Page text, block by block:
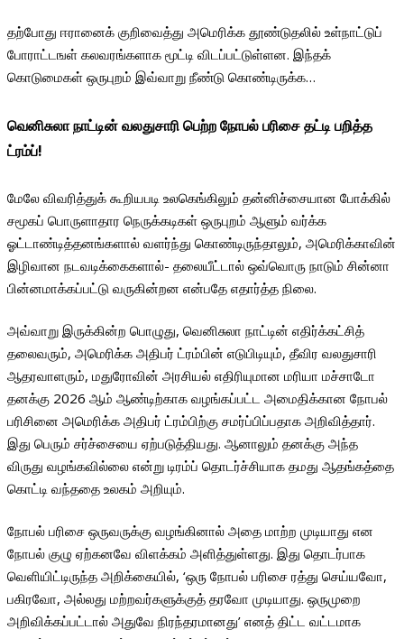
தற்போது ஈரானைக் குறிவைத்து அமெரிக்க தூண்டுதலில் உள்நாட்டுப்
போராட்டஙள் கலவரங்களாக மூட்டி விடப்பட்டுள்ளன. இந்தக்
கொடுமைகள் ஒருபுறம் இவ்வாறு நீண்டு கொண்டிருக்க…
வெனிசுலா நாட்டின் வலதுசாரி பெற்ற நோபல் பரிசை தட்டி பறித்த
ட்ரம்ப்!
மேலே விவரித்துக் கூறியபடி உலகெங்கிலும் தன்னிச்சையான போக்கில்
சமூகப் பொருளாதார நெருக்கடிகள் ஒருபுறம் ஆளும் வர்க்க
ஓட்டாண்டித்தனங்களால் வளர்ந்து கொண்டிருந்தாலும், அமெரிக்காவின்
இழிவான நடவடிக்கைகளால்- தலையீட்டால் ஒவ்வொரு நாடும் சின்னா
பின்னமாக்கப்பட்டு வருகின்றன என்பதே எதார்த்த நிலை.
அவ்வாறு இருக்கின்ற பொழுது, வெனிசுலா நாட்டின் எதிர்க்கட்சித்
தலைவரும், அமெரிக்க அதிபர் ட்ரம்பின் எடுபிடியும், தீவிர வலதுசாரி
ஆதரவாளரும், மதுரோவின் அரசியல் எதிரியுமான மரியா மச்சாடோ
தனக்கு 2026 ஆம் ஆண்டிற்காக வழங்கப்பட்ட அமைதிக்கான நோபல்
பரிசினை அமெரிக்க அதிபர் ட்ரம்பிற்கு சமர்ப்பிப்பதாக அறிவித்தார்.
இது பெரும் சர்ச்சையை ஏற்படுத்தியது. ஆனாலும் தனக்கு அந்த
விருது வழங்கவில்லை என்று டிரம்ப் தொடர்ச்சியாக தமது ஆதங்கத்தை
கொட்டி வந்ததை உலகம் அறியும்.
நோபல் பரிசை ஒருவருக்கு வழங்கினால் அதை மாற்ற முடியாது என
நோபல் குழு ஏற்கனவே விளக்கம் அளித்துள்ளது. இது தொடர்பாக
வெளியிட்டிருந்த அறிக்கையில், ‘ஒரு நோபல் பரிசை ரத்து செய்யவோ,
பகிரவோ, அல்லது மற்றவர்களுக்குத் தரவோ முடியாது. ஒருமுறை
அறிவிக்கப்பட்டால் அதுவே நிரந்தரமானது’ எனத் திட்ட வட்டமாக